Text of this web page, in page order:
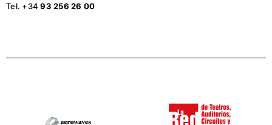
Tel. +3493 256 26 00